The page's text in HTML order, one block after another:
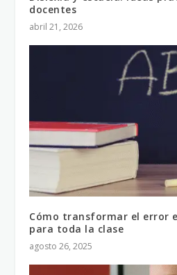
docentes
abril 21, 2026
Cómo transformar el error
para toda la clase
agosto 26, 2025